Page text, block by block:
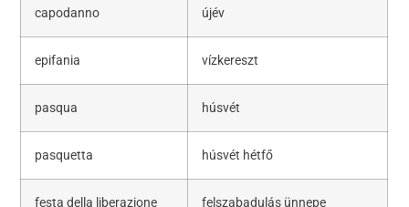
capodanno újév
epifania vízkereszt
pasqua húsvét
pasquetta húsvét hétfő
festa della liberazione felszabadulás ünnepe